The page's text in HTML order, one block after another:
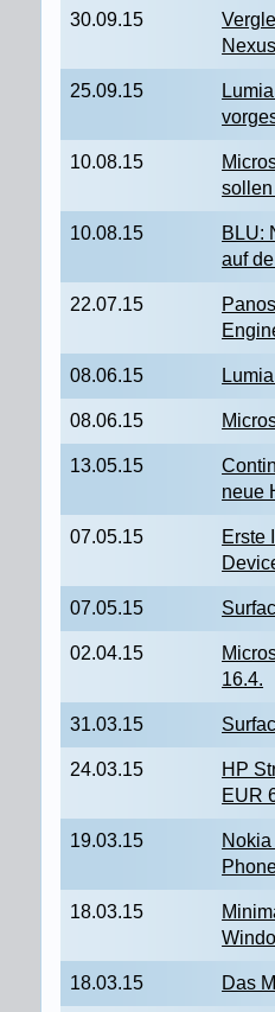
30.09.15
25.09.15
10.08.15
10.08.15
BLU:
auf
22.07.15
08.06.15
08.06.15
13.05.15
neue
07.05.15
Erste
07.05.15
02.04.15
16.4.
31.03.15
24.03.15
HP
EUR
19.03.15
18.03.15
18.03.15 Das